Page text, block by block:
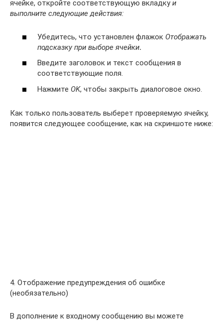
ячейке, откройте соответствующую вкладкуи
выполните следующие действия:
Убедитесь, что установлен флажок Отображать
подсказку при выборе ячейки.
Введите заголовок и текст сообщения в
соответствующие поля.
Нажмите OK, чтобы закрыть диалоговое окно.
Как только пользователь выберет проверяемую ячейку,
появится следующее сообщение, как на скриншоте ниже:
4. Отображение предупреждения об ошибке
(необязательно)
В дополнение к входному сообщению вы можете